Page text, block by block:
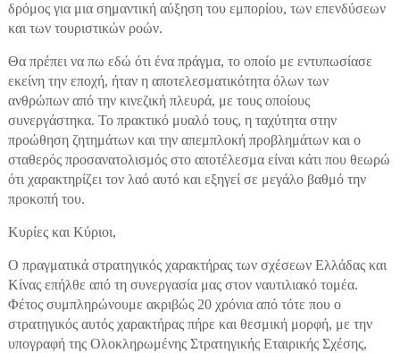
δρόμος για μια σημαντική αύξηση του εμπορίου, των επενδύσεων
και των τουριστικών ροών.
Θα πρέπει να πω εδώ ότι ένα πράγμα, το οποίο με εντυπωσίασε
εκείνη την εποχή, ήταν η αποτελεσματικότητα όλων των
ανθρώπων από την κινεζική πλευρά, με τους οποίους
συνεργάστηκα. Το πρακτικό μυαλό τους, η ταχύτητα στην
προώθηση ζητημάτων και την απεμπλοκή προβλημάτων και ο
σταθερός προσανατολισμός στο αποτέλεσμα είναι κάτι που θεωρώ
ότι χαρακτηρίζει τον λαό αυτό και εξηγεί σε μεγάλο βαθμό την
προκοπή του.
Κυρίες και Κύριοι,
Ο πραγματικά στρατηγικός χαρακτήρας των σχέσεων Ελλάδας και
Κίνας επήλθε από τη συνεργασία μας στον ναυτιλιακό τομέα.
Φέτος συμπληρώνουμε ακριβώς 20 χρόνια από τότε που ο
στρατηγικός αυτός χαρακτήρας πήρε και θεσμική μορφή, με την
υπογραφή της Ολοκληρωμένης Στρατηγικής Εταιρικής Σχέσης,